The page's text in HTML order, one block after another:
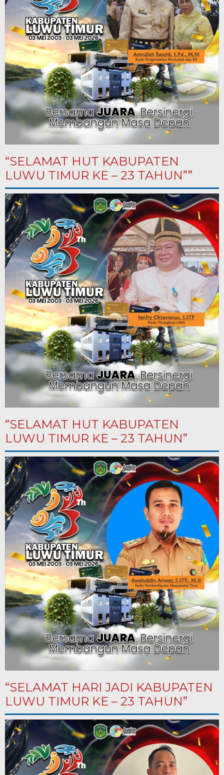
“SELAMAT HUT KABUPATEN
LUWU TIMUR KE – 23 TAHUN””
“SELAMAT HUT KABUPATEN
LUWU TIMUR KE – 23 TAHUN”
“SELAMAT HARI JADI KABUPATEN
LUWU TIMUR KE – 23 TAHUN”